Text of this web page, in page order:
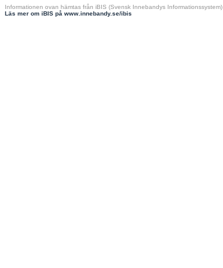
Informationen ovan hämtas från iBIS (Svensk Innebandys Informationssystem)
Läs mer om iBIS på www.innebandy.se/ibis